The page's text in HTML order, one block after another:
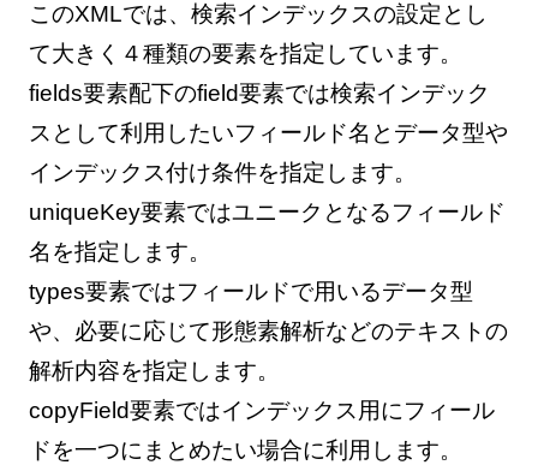
このXMLでは、検索インデックスの設定とし
て大きく４種類の要素を指定しています。
fields要素配下のfield要素では検索インデック
スとして利用したいフィールド名とデータ型や
インデックス付け条件を指定します。
uniqueKey要素ではユニークとなるフィールド
名を指定します。
types要素ではフィールドで用いるデータ型
や、必要に応じて形態素解析などのテキストの
解析内容を指定します。
copyField要素ではインデックス用にフィール
ドを一つにまとめたい場合に利用します。